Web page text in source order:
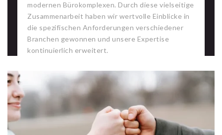
modernen Bürokomplexen. Durch diese vielseitige
Zusammenarbeit haben wir wertvolle Einblicke in
die spezifischen Anforderungen verschiedener
Branchen gewonnen und unsere Expertise
kontinuierlich erweitert.